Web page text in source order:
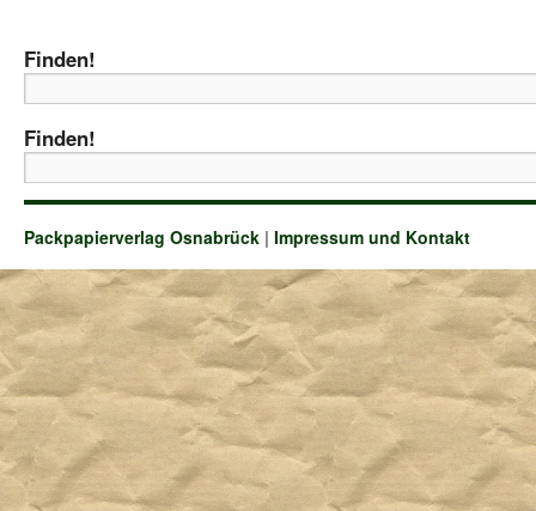
Finden!
Finden!
Packpapierverlag Osnabrück | Impressum und Kontakt